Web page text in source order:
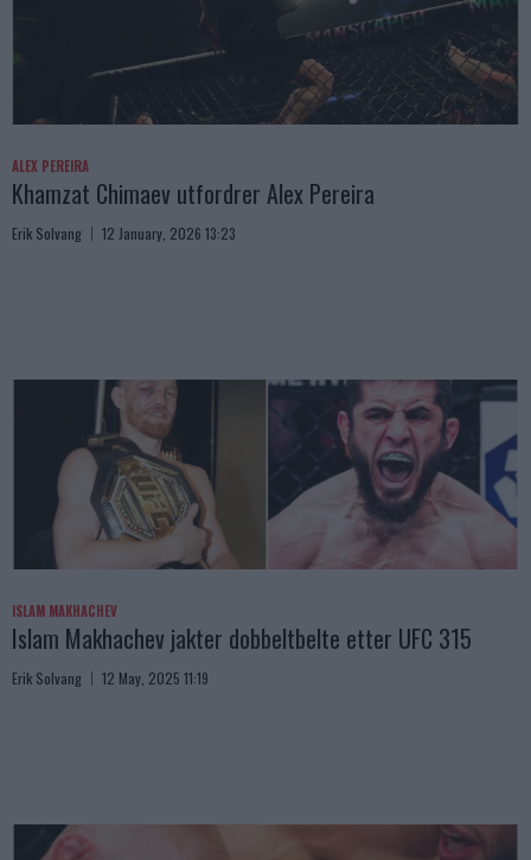
ALEX PEREIRA
Khamzat Chimaev utfordrer Alex Pereira
Erik Solvang 12 January, 2026 13:23
ISLAM MAKHACHEV
Islam Makhachev jakter dobbeltbelte etter UFC 315
Erik Solvang 12 May, 2025 11:19